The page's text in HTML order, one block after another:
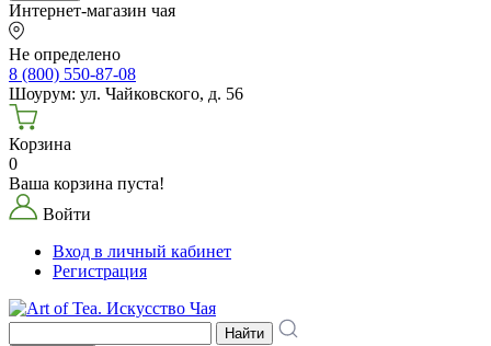
Интернет-магазин чая
Не определено
8 (800) 550-87-08
Шоурум: ул. Чайковского, д. 56
Корзина
0
Ваша корзина пуста!
Войти
Вход в личный кабинет
Регистрация
Найти